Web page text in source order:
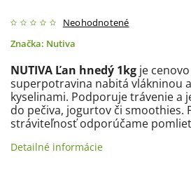
Neohodnotené
Značka: Nutiva
NUTIVA Ľan hnedý 1kg je
superpotravina nabitá vlákninou
kyselinami. Podporuje trávenie a
do pečiva, jogurtov či smoothies.
stráviteľnosť odporúčame
Detailné informácie